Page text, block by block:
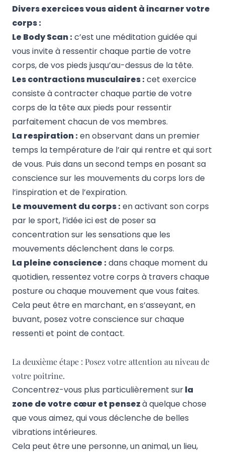
Divers exercices vous aident à incarner votre
corps :
Le Body Scan :c’est une méditation guidée qui
vous invite à ressentir chaque partie de votre
corps, de vos pieds jusqu’au-dessus de la tête.
Les contractions musculaires :cet exercice
consiste à contracter chaque partie de votre
corps de la tête aux pieds pour ressentir
parfaitement chacun de vos membres.
La respiration :en observant dans un premier
temps la température de l’air qui rentre et qui sort
de vous. Puis dans un second temps en posant sa
conscience sur les mouvements du corps lors de
l’inspiration et de l’expiration.
Le mouvement du corps :en activant son corps
par le sport, l’idée ici est de poser sa
concentration sur les sensations que les
mouvements déclenchent dans le corps.
La pleine conscience :dans chaque moment du
quotidien, ressentez votre corps à travers chaque
posture ou chaque mouvement que vous faites.
Cela peut être en marchant, en s’asseyant, en
buvant, posez votre conscience sur chaque
ressenti et point de contact.
La deuxième étape : Posez votre attention au niveau de
votre poitrine.
Concentrez-vous plus particulièrement surla
zone de votre cœur et pensezà quelque chose
que vous aimez, qui vous déclenche de belles
vibrations intérieures.
Cela peut être une personne, un animal, un lieu,